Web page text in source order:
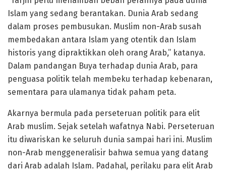
Islam yang sedang berantakan. Dunia Arab sedang
dalam proses pembusukan. Muslim non-Arab susah
membedakan antara Islam yang otentik dan Islam
historis yang dipraktikkan oleh orang Arab,” katanya.
Dalam pandangan Buya terhadap dunia Arab, para
penguasa politik telah membeku terhadap kebenaran,
sementara para ulamanya tidak paham peta.
Akarnya bermula pada perseteruan politik para elit
Arab muslim. Sejak setelah wafatnya Nabi. Perseteruan
itu diwariskan ke seluruh dunia sampai hari ini. Muslim
non-Arab menggeneralisir bahwa semua yang datang
dari Arab adalah Islam. Padahal, perilaku para elit Arab